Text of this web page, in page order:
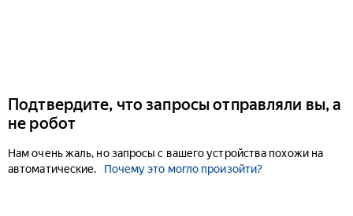
Подтвердите, что запросы отправляли вы, а
не робот
Нам очень жаль, но запросы с вашего устройства похожи на
автоматические.
Почему это могло произойти?